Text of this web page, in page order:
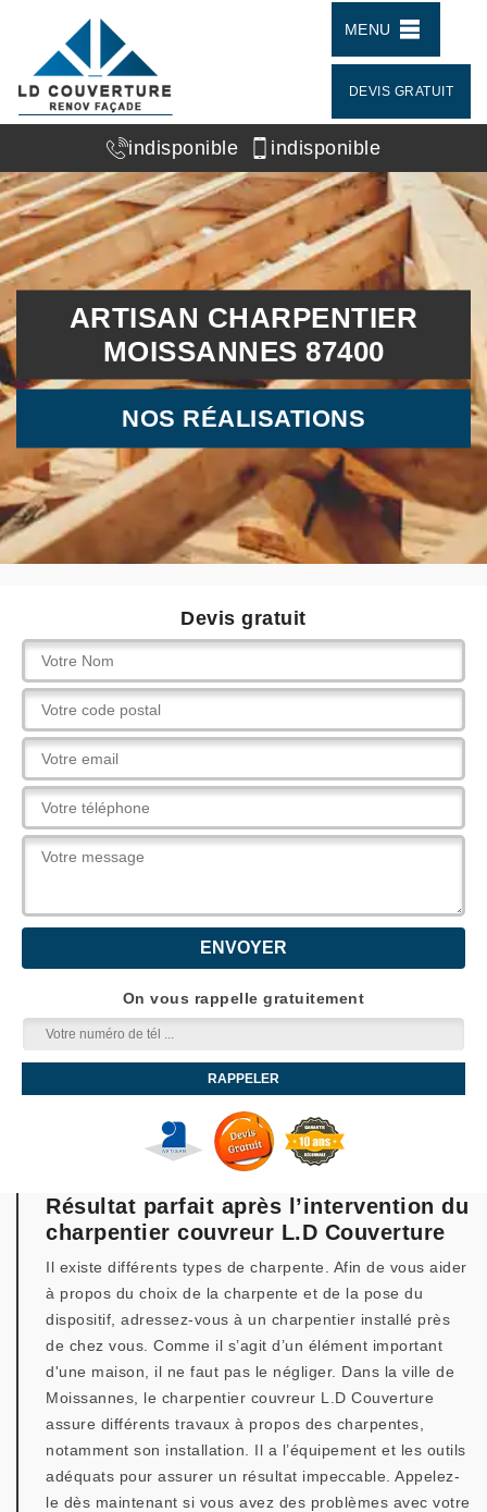
MENU
DEVIS GRATUIT
indisponible indisponible
ARTISAN CHARPENTIER
MOISSANNES 87400
NOS RÉALISATIONS
Devis gratuit
On vous rappelle gratuitement
Résultat parfait après l’intervention du
charpentier couvreur L.D Couverture
Il existe différents types de charpente. Afin de vous aider
à propos du choix de la charpente et de la pose du
dispositif, adressez-vous à un charpentier installé près
de chez vous. Comme il s’agit d’un élément important
d'une maison, il ne faut pas le négliger. Dans la ville de
Moissannes, le charpentier couvreur L.D Couverture
assure différents travaux à propos des charpentes,
notamment son installation. Il a l’équipement et les outils
adéquats pour assurer un résultat impeccable. Appelez-
le dès maintenant si vous avez des problèmes avec votre